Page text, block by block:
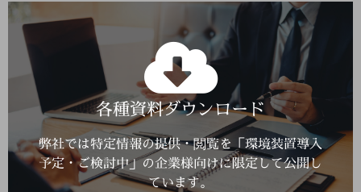
各種資料ダウンロード
弊社では特定情報の提供・閲覧を「環境装置導入
予定・ご検討中」の企業様向けに限定して公開し
ています。
詳しくはこちら
Click Here